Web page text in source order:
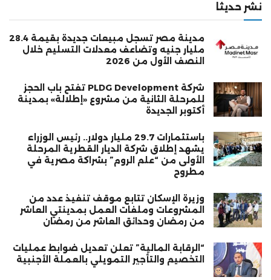
نشر حديثا
مدينة مصر تسجل مبيعات جديدة بقيمة 28.4
مليار جنيه وتضاعف معدلات التسليم خلال
النصف الأول من 2026
شركة PLDG Development تفتح باب الحجز
للمرحلة الثانية من مشروع «إطلالة» بمدينة
أكتوبر الجديدة
باستثمارات 29.7 مليار دولار.. رئيس الوزراء
يشهد إطلاق شركة الديار القطرية المرحلة
الأولى من “علم الروم” بشراكة مصرية في
مطروح
وزيرة الإسكان تتابع موقف تنفيذ عدد من
المشروعات وملفات العمل بمدينتي العاشر
من رمضان وحدائق العاشر من رمضان
“الرقابة المالية” تعلن تعديل ضوابط عمليات
التخصيم والتأجير التمويلي بالعملة الأجنبية